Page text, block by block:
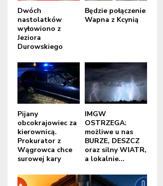
Dwóch
nastolatków
wyłowiono z
Jeziora
Durowskiego
Będzie połączenie
Wapna z Kcynią
Pijany
obcokrajowiec za
kierownicą.
Prokurator z
Wągrowca chce
surowej kary
IMGW
OSTRZEGA:
możliwe u nas
BURZE, DESZCZ
oraz silny WIATR,
a lokalnie...